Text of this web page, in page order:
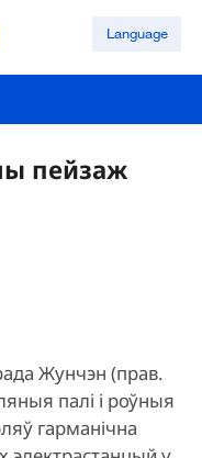
Language
пейзаж
Жунчэн (прав.
палі і роўныя
гарманічна